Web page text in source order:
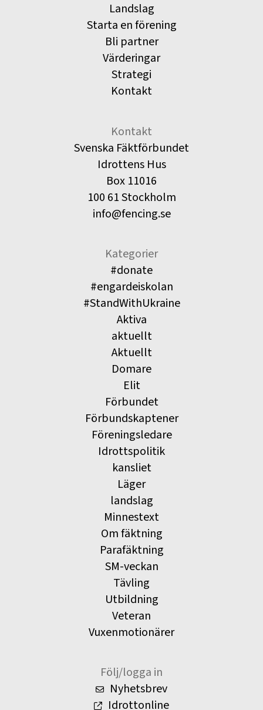
Landslag
Starta en förening
Bli partner
Värderingar
Strategi
Kontakt
Kontakt
Svenska Fäktförbundet
Idrottens Hus
Box 11016
100 61 Stockholm
info@fencing.se
Kategorier
#donate
#engardeiskolan
#StandWithUkraine
Aktiva
aktuellt
Aktuellt
Domare
Elit
Förbundet
Förbundskaptener
Föreningsledare
Idrottspolitik
kansliet
Läger
landslag
Minnestext
Om fäktning
Parafäktning
SM-veckan
Tävling
Utbildning
Veteran
Vuxenmotionärer
Följ/logga in
Nyhetsbrev
Idrottonline